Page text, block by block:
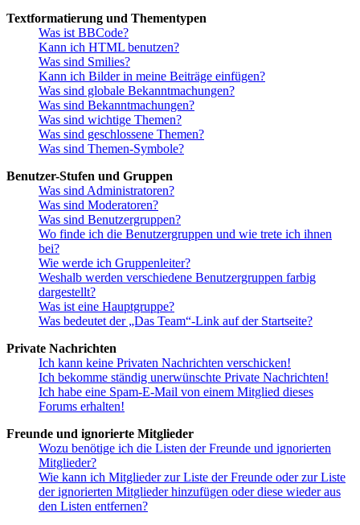
Textformatierung und Thementypen
Was ist BBCode?
Kann ich HTML benutzen?
Was sind Smilies?
Kann ich Bilder in meine Beiträge einfügen?
Was sind globale Bekanntmachungen?
Was sind Bekanntmachungen?
Was sind wichtige Themen?
Was sind geschlossene Themen?
Was sind Themen-Symbole?
Benutzer-Stufen und Gruppen
Was sind Administratoren?
Was sind Moderatoren?
Was sind Benutzergruppen?
Wo finde ich die Benutzergruppen und wie trete ich ihnen
bei?
Wie werde ich Gruppenleiter?
Weshalb werden verschiedene Benutzergruppen farbig
dargestellt?
Was ist eine Hauptgruppe?
Was bedeutet der „Das Team“-Link auf der Startseite?
Private Nachrichten
Ich kann keine Privaten Nachrichten verschicken!
Ich bekomme ständig unerwünschte Private Nachrichten!
Ich habe eine Spam-E-Mail von einem Mitglied dieses
Forums erhalten!
Freunde und ignorierte Mitglieder
Wozu benötige ich die Listen der Freunde und ignorierten
Mitglieder?
Wie kann ich Mitglieder zur Liste der Freunde oder zur Liste
der ignorierten Mitglieder hinzufügen oder diese wieder aus
den Listen entfernen?